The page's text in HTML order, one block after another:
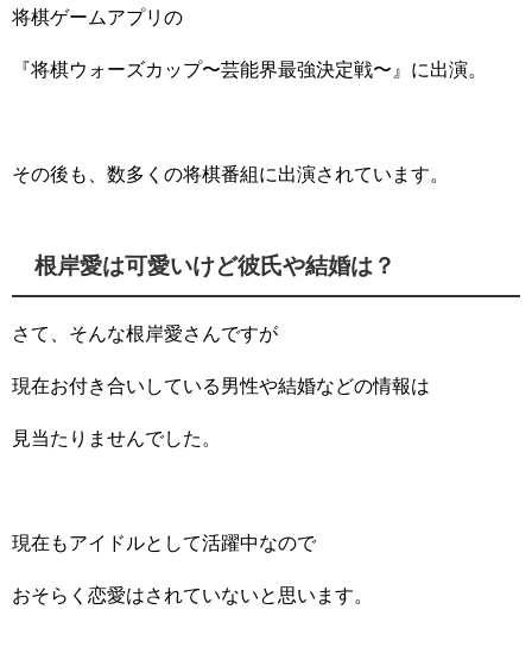
将棋ゲームアプリの
『将棋ウォーズカップ〜芸能界最強決定戦〜』に出演。
その後も、数多くの将棋番組に出演されています。
根岸愛は可愛いけど彼氏や結婚は？
さて、そんな根岸愛さんですが
現在お付き合いしている男性や結婚などの情報は
見当たりませんでした。
現在もアイドルとして活躍中なので
おそらく恋愛はされていないと思います。